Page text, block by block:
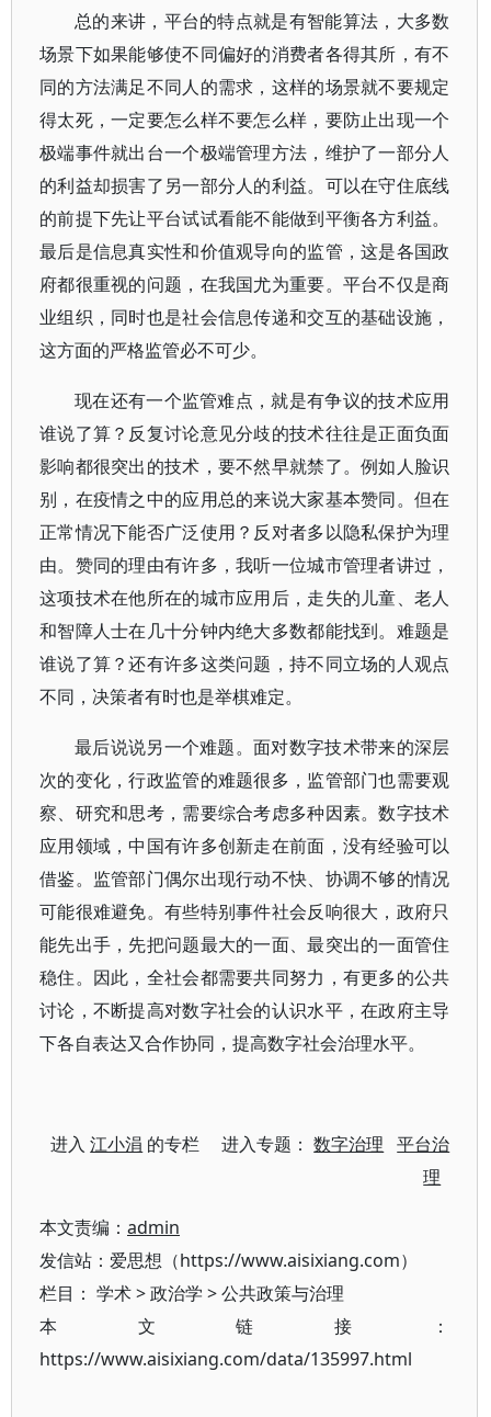
总的来讲，平台的特点就是有智能算法，大多数
场景下如果能够使不同偏好的消费者各得其所，有不
同的方法满足不同人的需求，这样的场景就不要规定
得太死，一定要怎么样不要怎么样，要防止出现一个
极端事件就出台一个极端管理方法，维护了一部分人
的利益却损害了另一部分人的利益。可以在守住底线
的前提下先让平台试试看能不能做到平衡各方利益。
最后是信息真实性和价值观导向的监管，这是各国政
府都很重视的问题，在我国尤为重要。平台不仅是商
业组织，同时也是社会信息传递和交互的基础设施，
这方面的严格监管必不可少。
现在还有一个监管难点，就是有争议的技术应用
谁说了算？反复讨论意见分歧的技术往往是正面负面
影响都很突出的技术，要不然早就禁了。例如人脸识
别，在疫情之中的应用总的来说大家基本赞同。但在
正常情况下能否广泛使用？反对者多以隐私保护为理
由。赞同的理由有许多，我听一位城市管理者讲过，
这项技术在他所在的城市应用后，走失的儿童、老人
和智障人士在几十分钟内绝大多数都能找到。难题是
谁说了算？还有许多这类问题，持不同立场的人观点
不同，决策者有时也是举棋难定。
最后说说另一个难题。面对数字技术带来的深层
次的变化，行政监管的难题很多，监管部门也需要观
察、研究和思考，需要综合考虑多种因素。数字技术
应用领域，中国有许多创新走在前面，没有经验可以
借鉴。监管部门偶尔出现行动不快、协调不够的情况
可能很难避免。有些特别事件社会反响很大，政府只
能先出手，先把问题最大的一面、最突出的一面管住
稳住。因此，全社会都需要共同努力，有更多的公共
讨论，不断提高对数字社会的认识水平，在政府主导
下各自表达又合作协同，提高数字社会治理水平。
进入江小涓 的专栏 进入专题：数字治理
平台治
理
本文责编： admin
发信站：爱思想（https://www.aisixiang.com）
栏目： 学术>政治学 >公共政策与治理
本文链接：
https://www.aisixiang.com/data/135997.html